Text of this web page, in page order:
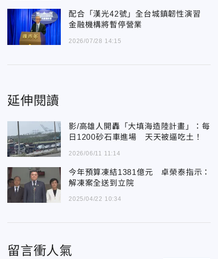
配合「漢光42號」全台城鎮韌性演習
金融機構將暫停營業
2026/07/28 14:15
延伸閱讀
影/高雄人開轟「大填海造陸計畫」：每
日1200砂石車進場 天天被逼吃土！
2026/06/11 11:14
今年預算凍結1381億元 卓榮泰指示：
解凍案全送到立院
2025/04/22 10:34
留言衝人氣